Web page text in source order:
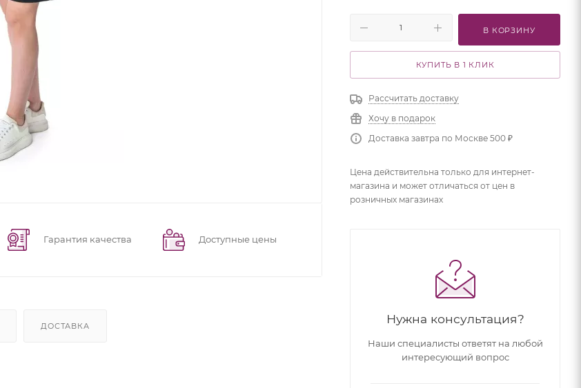
Гарантия качества Доступные цены
ДОСТАВКА
В КОРЗИНУ
КУПИТЬ В 1 КЛИК
Рассчитать доставку
Хочу в подарок
Доставка завтра по Москве 500 ₽
Цена действительна только для интернет-
магазина и может отличаться от цен в
розничных магазинах
Нужна консультация?
Наши специалисты ответят на любой
интересующий вопрос